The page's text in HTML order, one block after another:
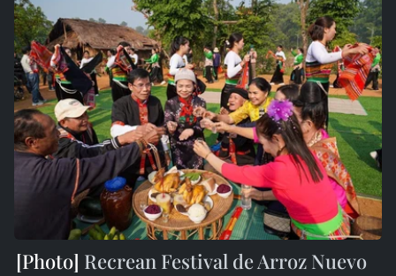
Recrean Festival de Arroz Nuevo